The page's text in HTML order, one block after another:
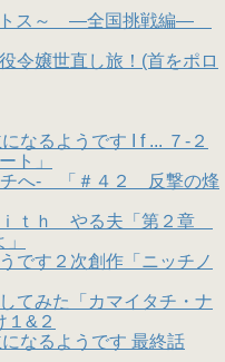
トス～ ―全国挑戦編―
令嬢世直し旅！(首をポロ
なるようです I f ... ７-２
ト」
チへ- 「＃４２ 反撃の烽
ｉｔｈ やる夫「第２章
です２次創作「ニッチノ
てみた「カマイタチ・ナ
１&２
なるようです 最終話